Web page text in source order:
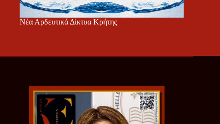
Νέα Αρδευτικά Δίκτυα Κρήτης